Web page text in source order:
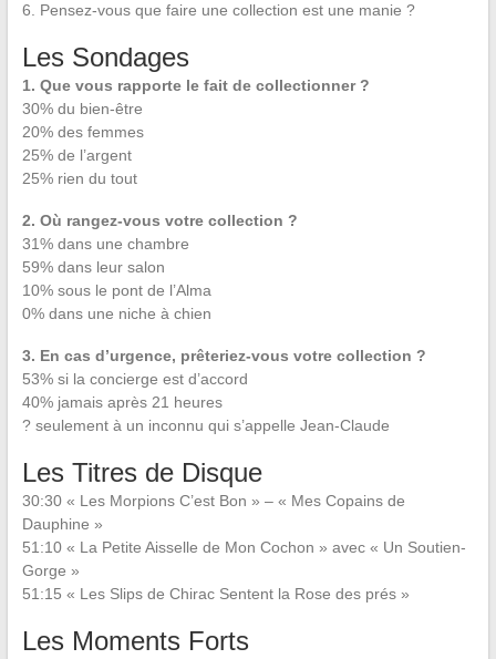
6. Pensez-vous que faire une collection est une manie ?
Les Sondages
1. Que vous rapporte le fait de collectionner ?
30% du bien-être
20% des femmes
25% de l’argent
25% rien du tout
2. Où rangez-vous votre collection ?
31% dans une chambre
59% dans leur salon
10% sous le pont de l’Alma
0% dans une niche à chien
3. En cas d’urgence, prêteriez-vous votre collection ?
53% si la concierge est d’accord
40% jamais après 21 heures
? seulement à un inconnu qui s’appelle Jean-Claude
Les Titres de Disque
30:30 « Les Morpions C’est Bon » – « Mes Copains de
Dauphine »
51:10 « La Petite Aisselle de Mon Cochon » avec « Un Soutien-
Gorge »
51:15 « Les Slips de Chirac Sentent la Rose des prés »
Les Moments Forts